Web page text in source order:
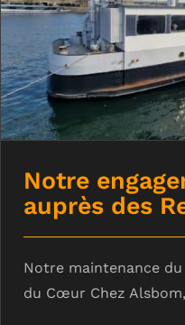
Notre
des
Notre
auprès des
Notre maintenance du
du Cœur Chez